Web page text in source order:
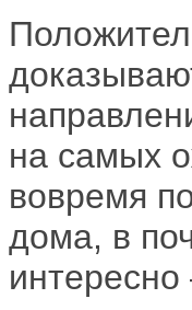
на самых
вовремя
дома, в